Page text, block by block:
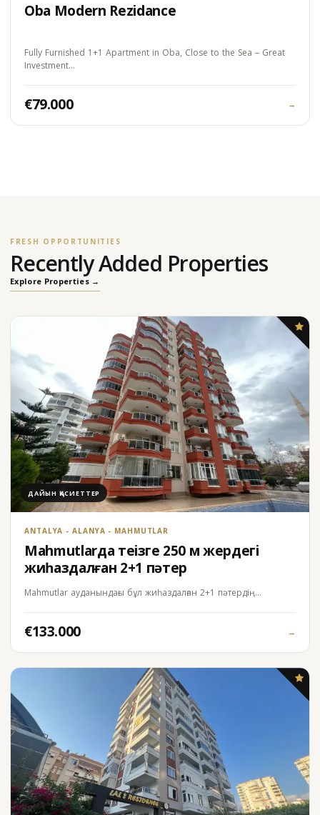
Oba Modern Rezidance
Fully Furnished 1+1 Apartment in Oba, Close to the Sea – Great
Investment…
€79.000 →
FRESH OPPORTUNITIES
Recently Added Properties
Explore Properties →
ДАЙЫН ҚАСИЕТТЕР
ANTALYA - ALANYA - MAHMUTLAR
Mahmutlarда теңізге 250 м жердегі
жиһаздалған 2+1 пәтер
Mahmutlar ауданындағы бұл жиһаздалған 2+1 пәтердің…
€133.000 →